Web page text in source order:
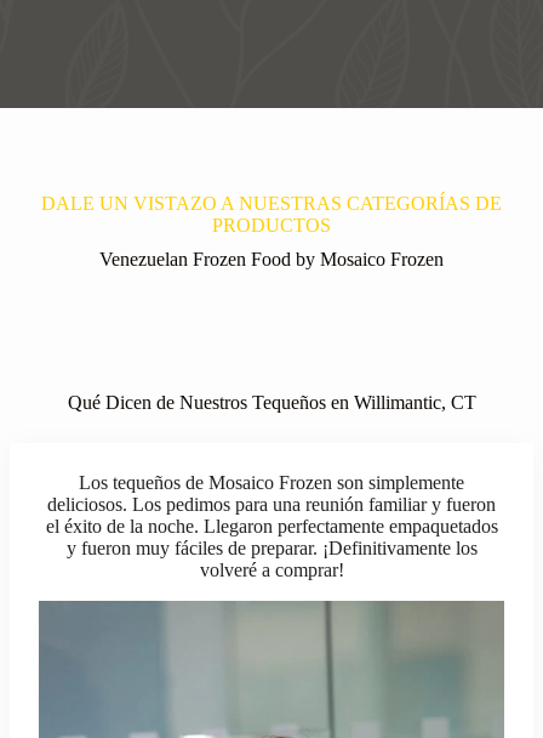
DALE UN VISTAZO A NUESTRAS CATEGORÍAS DE
PRODUCTOS
Venezuelan Frozen Food by Mosaico Frozen
Qué Dicen de Nuestros Tequeños en Willimantic, CT
Los tequeños de Mosaico Frozen son simplemente
deliciosos. Los pedimos para una reunión familiar y fueron
el éxito de la noche. Llegaron perfectamente empaquetados
y fueron muy fáciles de preparar. ¡Definitivamente los
volveré a comprar!